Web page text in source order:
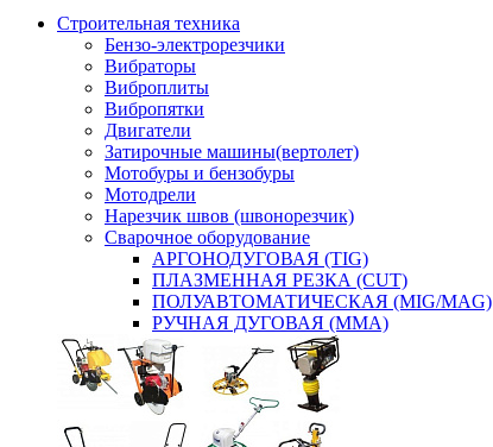
Строительная техника
Бензо-электрорезчики
Вибраторы
Виброплиты
Вибропятки
Двигатели
Затирочные машины(вертолет)
Мотобуры и бензобуры
Мотодрели
Нарезчик швов (швонорезчик)
Сварочное оборудование
АРГОНОДУГОВАЯ (TIG)
ПЛАЗМЕННАЯ РЕЗКА (CUT)
ПОЛУАВТОМАТИЧЕСКАЯ (MIG/MAG)
РУЧНАЯ ДУГОВАЯ (MMA)